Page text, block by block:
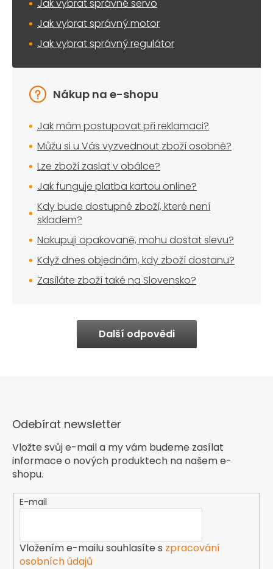
Jak vybrat správné servo
Jak vybrat správný motor
Jak vybrat správný regulátor
Nákup na e-shopu
Jak mám postupovat při reklamaci?
Můžu si u Vás vyzvednout zboží osobně?
Lze zboží zaslat v obálce?
Jak funguje platba kartou online?
Kdy bude dostupné zboží, které není
skladem?
Nakupuji opakovaně, mohu dostat slevu?
Když dnes objednám, kdy zboží dostanu?
Zasíláte zboží také na Slovensko?
Další odpovědi
Odebírat newsletter
Vložte svůj e-mail a my vám budeme zasílat
informace o nových produktech na našem e-
shopu.
E-mail
Vložením e-mailu souhlasíte s zpracování
osobních údajů